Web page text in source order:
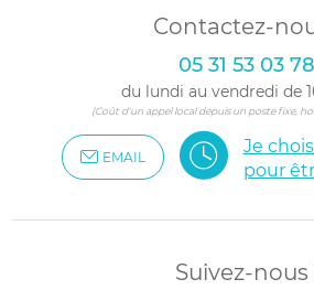
Contactez-
05 31 53 03 78
du lundi au vendredi de
(Coût d'un appel local depuis un poste fixe,
EMAIL
Je
pour
Suivez-nous